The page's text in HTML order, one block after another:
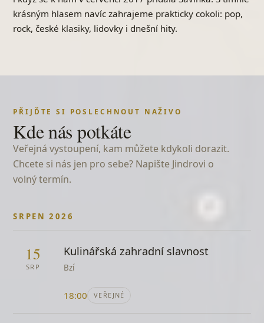
Zuzana Navarová
Andulko mé dítě
lidová
Another Day in Paradise
Phil Collins
Autumn Leaves
jazzový standard
Až já budu velká
Bad Day
Daniel Powter
Báječná ženská
Michal Tučný
Spirituál kvintet
Bedna od whisky
krásným hlasem navíc zahrajeme prakticky cokoli: pop,
rock, české klasiky, lidovky i dnešní hity.
PŘIJĎTE SI POSLECHNOUT NAŽIVO
Kde nás potkáte
Veřejná vystoupení, kam můžete kdykoli dorazit.
Chcete si nás jen pro sebe? Napište Jindrovi o
volný termín.
SRPEN 2026
15
SRP
Kulinářská zahradní slavnost
Bzí
18:00 VEŘEJNÉ